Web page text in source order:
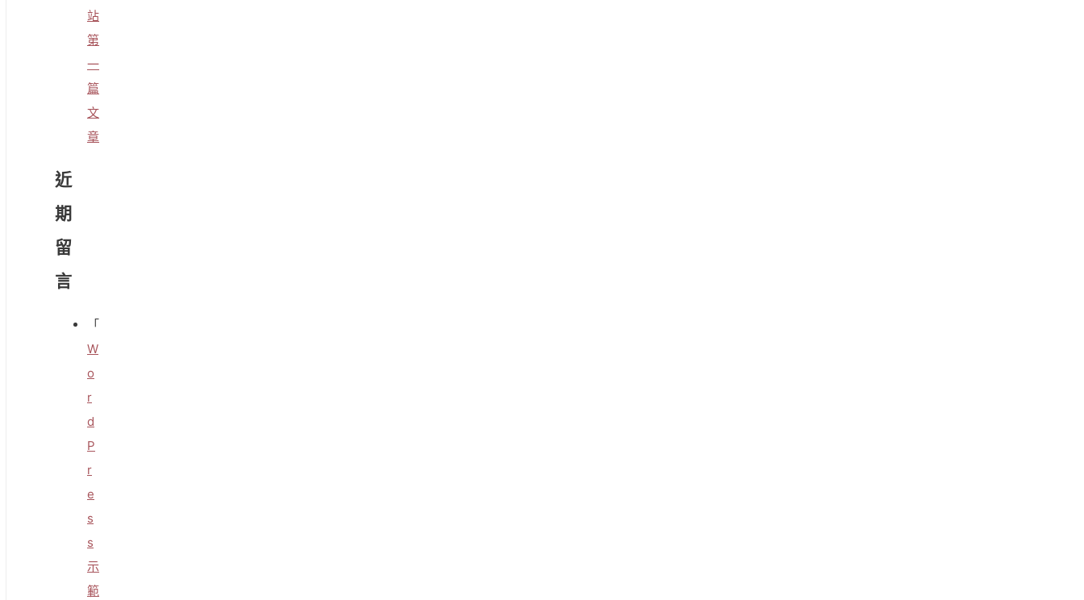
站
第
一
篇
文
章
近
期
留
言
「
W
o
r
d
P
r
e
s
s
示
範